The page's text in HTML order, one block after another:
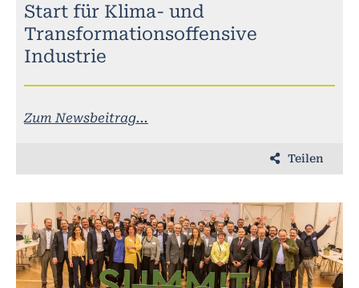
Start für Klima- und
Transformationsoffensive
Industrie
Zum Newsbeitrag...
Teilen